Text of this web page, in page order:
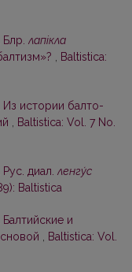
Блр. лапiкла
Baltistica:
Из истории балто-
Baltistica: Vol. 7 No.
Рус. диал. ленгу́с
Baltistica
Балтийские и
Baltistica: Vol.